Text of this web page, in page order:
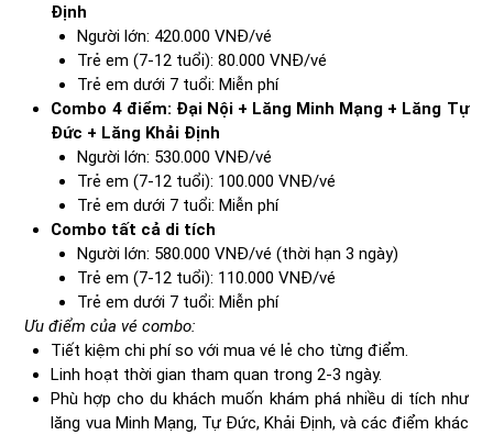
Định
Người lớn: 420.000 VNĐ/vé
Trẻ em (7-12 tuổi): 80.000 VNĐ/vé
Trẻ em dưới 7 tuổi: Miễn phí
Combo 4 điểm: Đại Nội + Lăng Minh Mạng + Lăng Tự
Đức + Lăng Khải Định
Người lớn: 530.000 VNĐ/vé
Trẻ em (7-12 tuổi): 100.000 VNĐ/vé
Trẻ em dưới 7 tuổi: Miễn phí
Combo tất cả di tích
Người lớn: 580.000 VNĐ/vé (thời hạn 3 ngày)
Trẻ em (7-12 tuổi): 110.000 VNĐ/vé
Trẻ em dưới 7 tuổi: Miễn phí
Ưu điểm của vé combo:
Tiết kiệm chi phí so với mua vé lẻ cho từng điểm.
Linh hoạt thời gian tham quan trong 2-3 ngày.
Phù hợp cho du khách muốn khám phá nhiều di tích như
lăng vua Minh Mạng, Tự Đức, Khải Định, và các điểm khác